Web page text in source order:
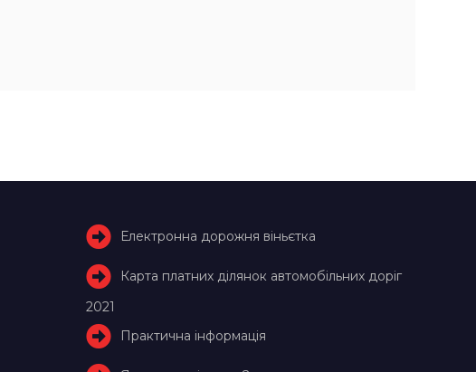
Електронна дорожня віньєтка
Карта платних ділянок автомобільних доріг
2021
Практична інформація